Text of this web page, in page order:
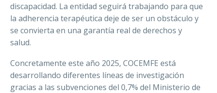
discapacidad. La entidad seguirá trabajando para que
la adherencia terapéutica deje de ser un obstáculo y
se convierta en una garantía real de derechos y
salud.
Concretamente este año 2025, COCEMFE está
desarrollando diferentes líneas de investigación
gracias a las subvenciones del 0,7% del Ministerio de